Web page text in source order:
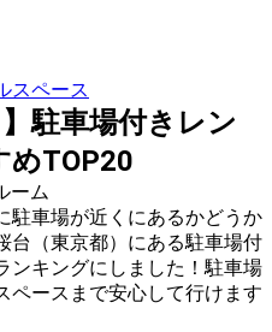
スペース
駐車場付きレン
めTOP20
ーム
駐車場が近くにあるかどうか
台（東京都）にある駐車場付
ンキングにしました！駐車場
ペースまで安心して行けます